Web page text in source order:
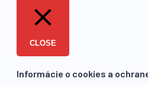
CLOSE
Informácie o cookies a